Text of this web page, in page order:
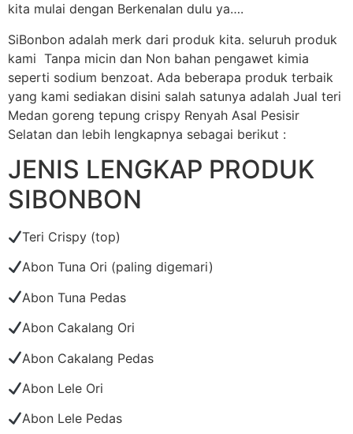
kita mulai dengan Berkenalan dulu ya….
SiBonbon adalah merk dari produk kita. seluruh produk
kami Tanpa micin dan Non bahan pengawet kimia
seperti sodium benzoat. Ada beberapa produk terbaik
yang kami sediakan disini salah satunya adalah Jual teri
Medan goreng tepung crispy Renyah Asal Pesisir
Selatan dan lebih lengkapnya sebagai berikut :
JENIS LENGKAP PRODUK
SIBONBON
Teri Crispy (top)
Abon Tuna Ori (paling digemari)
Abon Tuna Pedas
Abon Cakalang Ori
Abon Cakalang Pedas
Abon Lele Ori
Abon Lele Pedas